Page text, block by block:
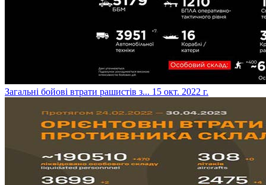
​Загальні бойові втрати рашистів з... 15 окт. 2022 г.